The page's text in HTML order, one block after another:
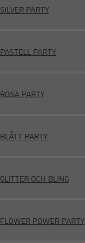
SILVER PARTY
PASTELL PARTY
ROSA PARTY
BLÅTT PARTY
GLITTER OCH BLING
FLOWER POWER PARTY